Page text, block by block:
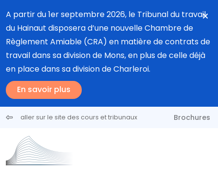
A partir du 1er septembre 2026, le Tribunal du travail
du Hainaut disposera d’une nouvelle Chambre de
Règlement Amiable (CRA) en matière de contrats de
travail dans sa division de Mons, en plus de celle déjà
en place dans sa division de Charleroi.
En savoir plus
aller sur le site des cours et tribunaux Brochures